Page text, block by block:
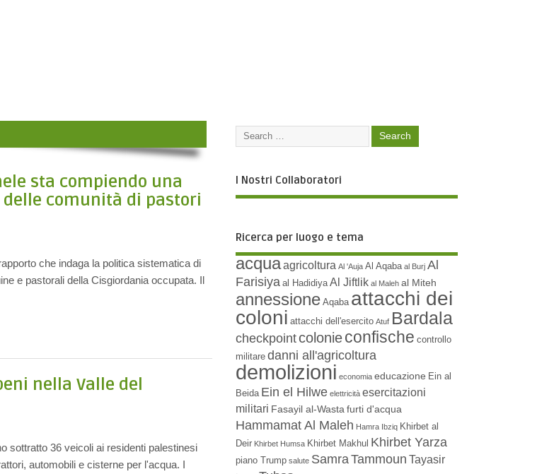
sta compiendo una
comunità di pastori
che indaga la politica sistematica di
e pastorali della Cisgiordania occupata. Il
nella Valle del
sottratto 36 veicoli ai residenti palestinesi
automobili e cisterne per l'acqua. I
I Nostri Collaboratori
Ricerca per luogo e tema
acquaagricoltura Al 'Auja Al Aqaba al Burj Al
Farisiya al Hadidiya Al Jiftlik al Maleh al Miteh
annessione Aqaba attacchi dei
coloni attacchi dell'esercito Atuf Bardala
checkpointcolonieconfische controllo
militare danni all'agricoltura
demolizioni economia educazione Ein al
Beida Ein el Hilwe elettricità esercitazioni
militari Fasayil al-Wasta furti d'acqua
Hammamat Al Maleh Hamra Ibziq Khirbet al
Deir Khirbet Humsa Khirbet Makhul Khirbet Yarza
piano Trump salute Samra Tammoun Tayasir